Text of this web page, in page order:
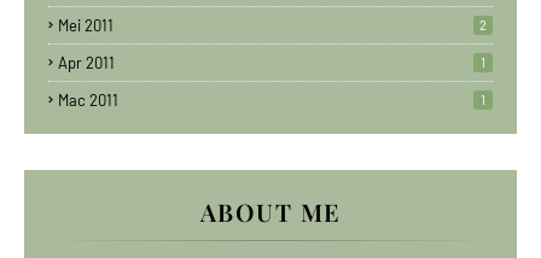
Mei 2011 2
Apr 2011 1
Mac 2011 1
ABOUT ME